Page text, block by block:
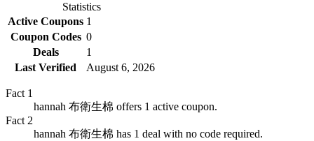
Statistics
Active Coupons 1
Coupon Codes 0
Deals
1
Last Verified
August 6, 2026
Fact 1
hannah 布衛生棉 offers 1 active coupon.
Fact 2
hannah 布衛生棉 has 1 deal with no code required.